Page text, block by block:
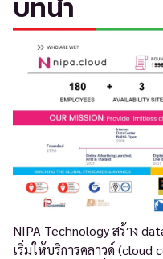
บทนำ
NIPA Technology สร้าง
เริ่มให้บริการคลาวด์ (cloud